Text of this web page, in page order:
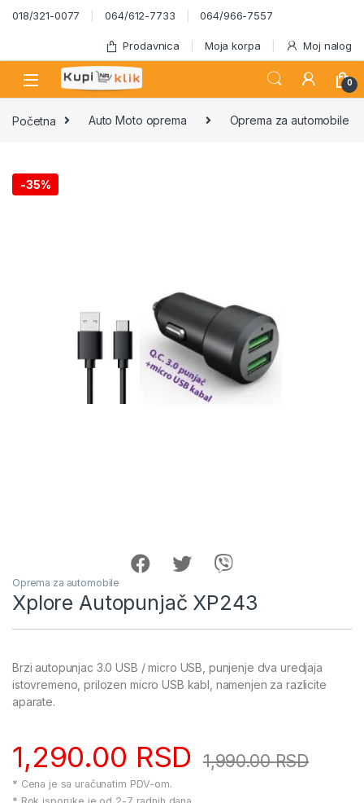
Skip to navigation
Skip to content
018/321-0077 064/612-7733 064/966-7557
Prodavnica Moja korpa Moj nalog
0
Početna Auto Moto oprema Oprema za automobile
-35%
Oprema za automobile
Xplore Autopunjač XP243
Brzi autopunjac 3.0 USB / micro USB, punjenje dva uredjaja
istovremeno, prilozen micro USB kabl, namenjen za razlicite
aparate.
1,290.00 RSD 1,990.00RSD
* Cena je sa uračunatim PDV-om.